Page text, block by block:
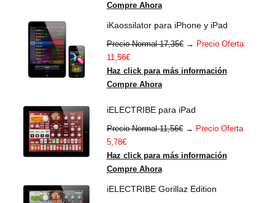
Compre Ahora
iKaossilator para iPhone y iPad
Precio Normal 17,35€→ Precio Oferta
11,56€
Haz click para más información
Compre Ahora
iELECTRIBE para iPad
Precio Normal 11,56€→ Precio Oferta
5,78€
Haz click para más información
Compre Ahora
iELECTRIBE Gorillaz Edition